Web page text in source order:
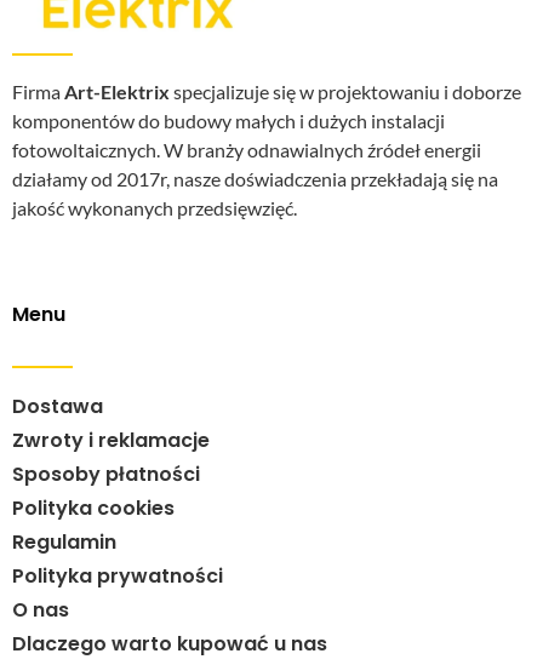
FirmaArt-Elektrix specjalizuje się w projektowaniu i doborze
komponentów do budowy małych i dużych instalacji
fotowoltaicznych. W branży odnawialnych źródeł energii
działamy od 2017r, nasze doświadczenia przekładają się na
jakość wykonanych przedsięwzięć.
Menu
Dostawa
Zwroty i reklamacje
Sposoby płatności
Polityka cookies
Regulamin
Polityka prywatności
O nas
Dlaczego warto kupować u nas